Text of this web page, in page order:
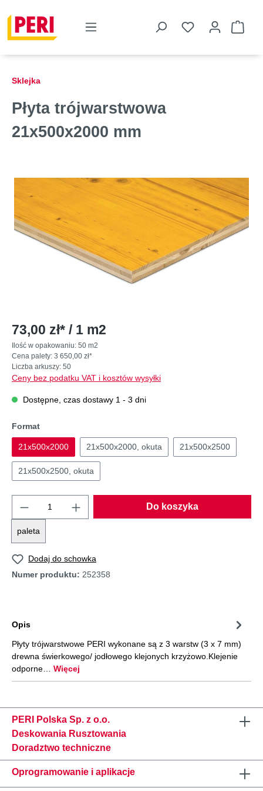
Sklejka
Płyta trójwarstwowa
21x500x2000 mm
73,00 zł* / 1 m2
Ilość w opakowaniu: 50 m2
Cena palety: 3 650,00 zł*
Liczba arkuszy: 50
Ceny bez podatku VAT i kosztów wysyłki
Dostępne, czas dostawy 1 - 3 dni
Format
21x500x2000 21x500x2000, okuta 21x500x2500
21x500x2500, okuta
paleta
Do koszyka
Dodaj do schowka
Numer produktu: 252358
Opis
Płyty trójwarstwowe PERI wykonane są z 3 warstw (3 x 7 mm)
drewna świerkowego/ jodłowego klejonych krzyżowo.Klejenie
odporne… Więcej
PERI Polska Sp. z o.o.
Deskowania Rusztowania
Doradztwo techniczne
Oprogramowanie i aplikacje